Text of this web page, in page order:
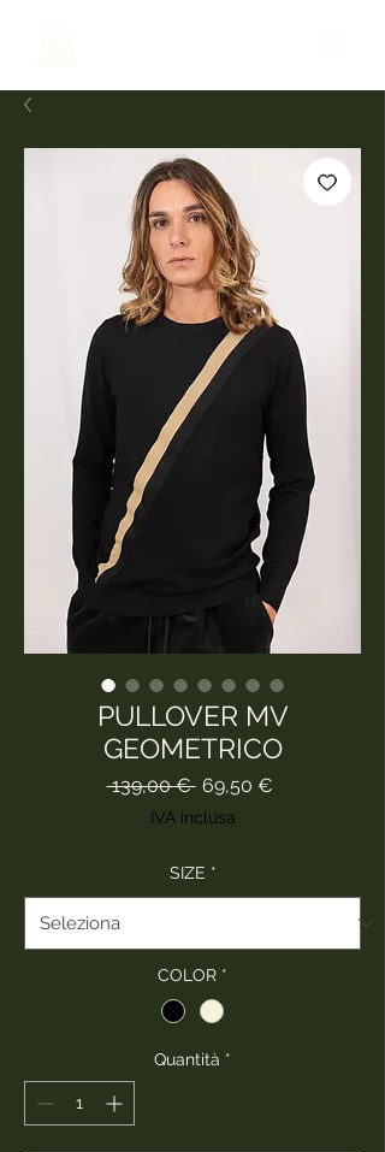
PULLOVER MV
GEOMETRICO
139,00 € Prezzo
regolare
69,50 €Prezzo
IVA inclusa
SIZE *
COLOR *
Quantità *